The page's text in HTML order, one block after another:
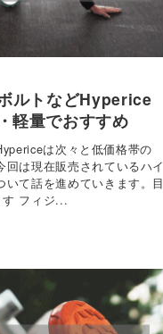
ルトなどHyperice
軽量でおすすめ
は次々と低価格帯の
は現在販売されているハイ
て話を進めていきます。目
す フィジ...